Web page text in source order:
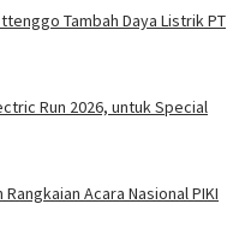
Tambah Daya Listrik PT
Run 2026, untuk Special
Acara Nasional PIKI